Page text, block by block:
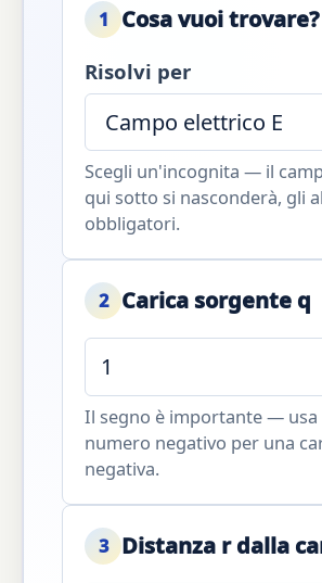
1 Cosa vuoi trovare?
Risolvi per
Scegli un'incognita — il
qui sotto si nasconderà, gli
obbligatori.
2 Carica sorgente q
Il segno è importante — usa
numero negativo per una
negativa.
3 Distanza r dalla